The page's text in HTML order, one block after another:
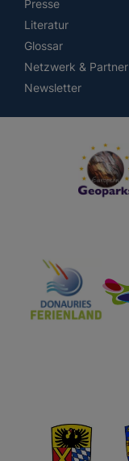
Presse
Literatur
Glossar
Netzwerk & Partner
Newsletter